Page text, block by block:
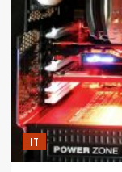
IT